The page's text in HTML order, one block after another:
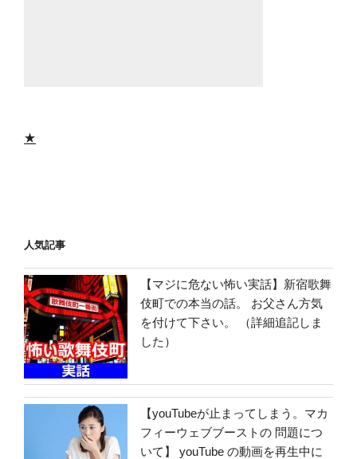
★
人気記事
【マジに危ない怖い実話】新宿歌舞
伎町での本当の話。 お父さん方気
を付けて下さい。 （詳細追記しま
した）
【youTubeが止まってしまう。マカ
フィーウェブブーストの 問題につ
いて】 youTube の動画を再生中に